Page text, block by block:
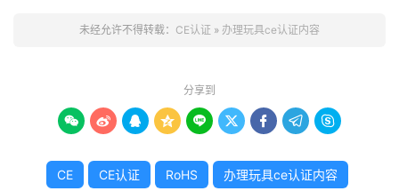
未经允许不得转载： CE认证 » 办理玩具ce认证内容
分享到
        
CE CE认证 RoHS 办理玩具ce认证内容